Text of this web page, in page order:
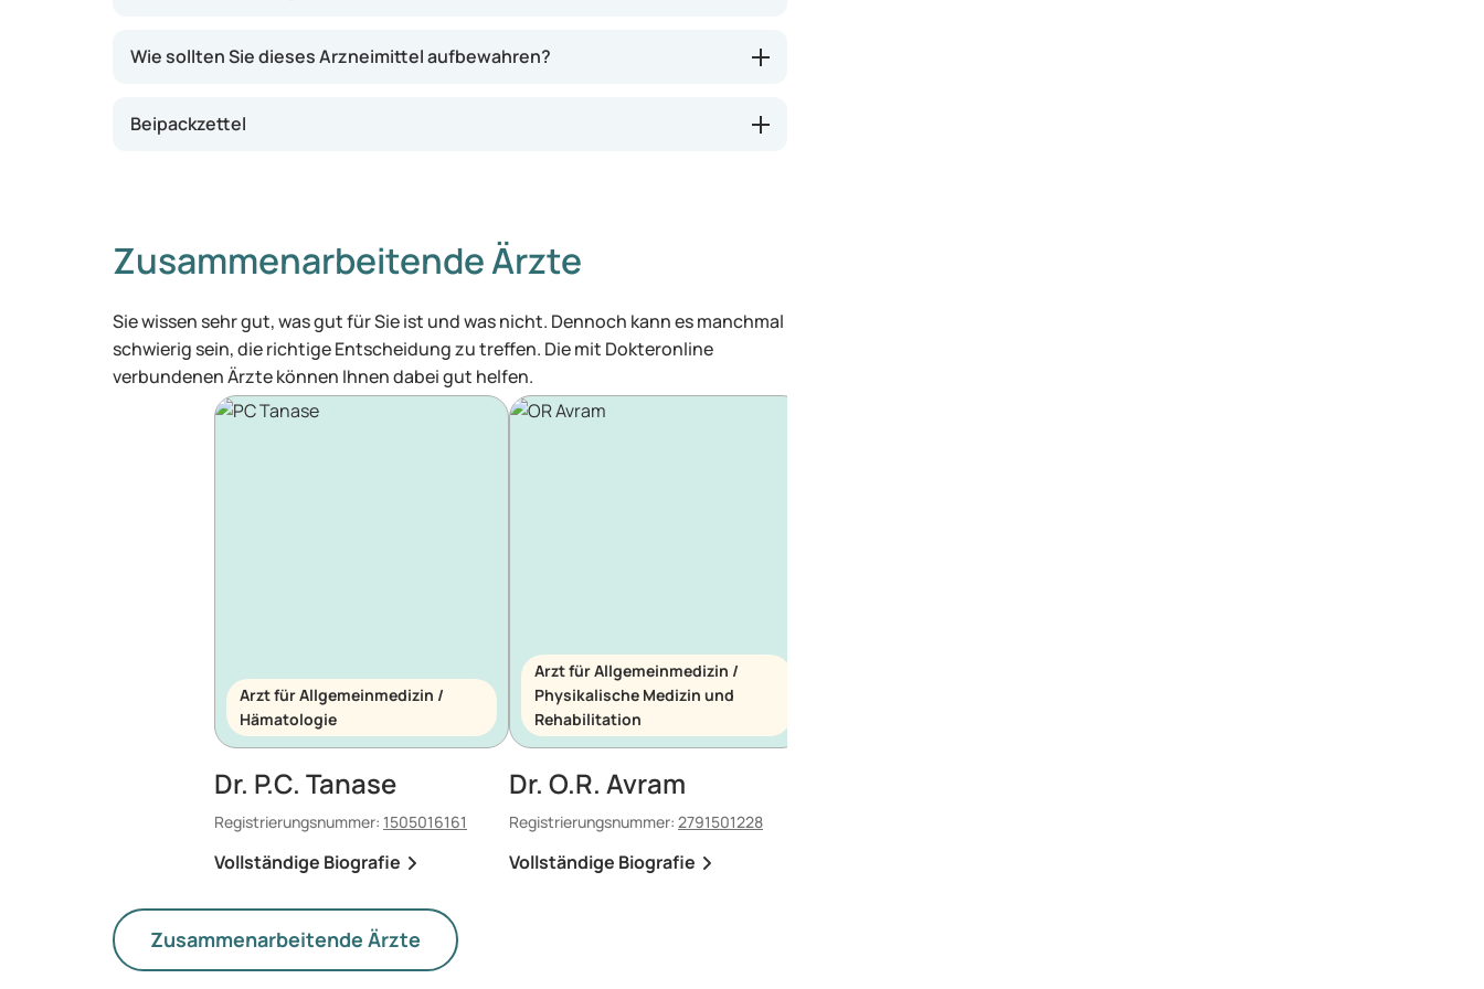
Wie sollten Sie dieses Arzneimittel aufbewahren?
Beipackzettel
Zusammenarbeitende Ärzte
Sie wissen sehr gut, was gut für Sie ist und was nicht. Dennoch kann es manchmal
schwierig sein, die richtige Entscheidung zu treffen. Die mit Dokteronline
verbundenen Ärzte können Ihnen dabei gut helfen.
Arzt für Allgemeinmedizin /
Hämatologie
Dr. P.C. Tanase
Registrierungsnummer: 1505016161
Vollständige Biografie
Arzt für Allgemeinmedizin /
Physikalische Medizin und
Rehabilitation
Dr. O.R. Avram
Registrierungsnummer: 2791501228
Vollständige Biografie
Zusammenarbeitende Ärzte